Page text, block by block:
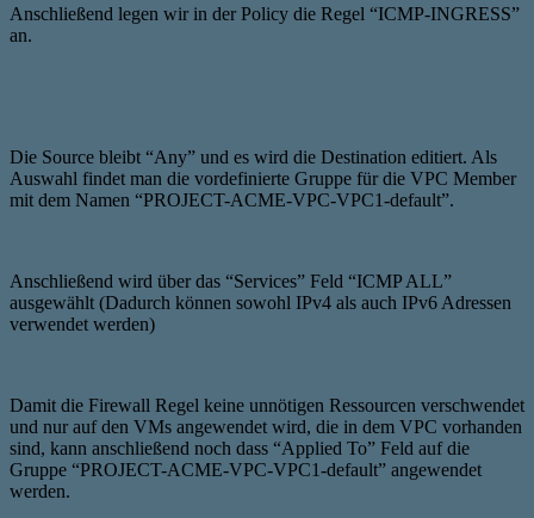
Anschließend legen wir in der Policy die Regel “ICMP-INGRESS”
an.
Die Source bleibt “Any” und es wird die Destination editiert. Als
Auswahl findet man die vordefinierte Gruppe für die VPC Member
mit dem Namen “PROJECT-ACME-VPC-VPC1-default”.
Anschließend wird über das “Services” Feld “ICMP ALL”
ausgewählt (Dadurch können sowohl IPv4 als auch IPv6 Adressen
verwendet werden)
Damit die Firewall Regel keine unnötigen Ressourcen verschwendet
und nur auf den VMs angewendet wird, die in dem VPC vorhanden
sind, kann anschließend noch dass “Applied To” Feld auf die
Gruppe “PROJECT-ACME-VPC-VPC1-default” angewendet
werden.